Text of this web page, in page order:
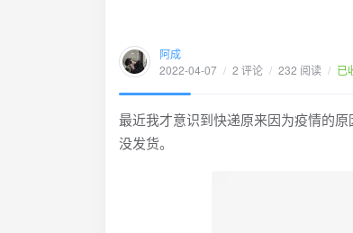
阿成
2022-04-07 / 2 评论 / 232 阅读 / 已
最近我才意识到快递原来因为疫情的
没发货。